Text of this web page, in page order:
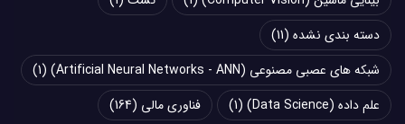
دسته بندی نشده (11)
شبکه های عصبی مصنوعی (Artificial Neural Networks - ANN)
(1)
علم داده (Data Science)
(1) فناوری مالی (164)